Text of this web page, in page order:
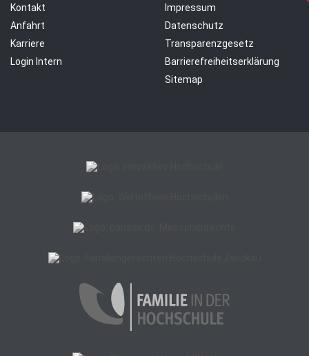
Kontakt
Anfahrt
Karriere
Login Intern
Impressum
Datenschutz
Transparenzgesetz
Barrierefreiheitserklärung
Sitemap